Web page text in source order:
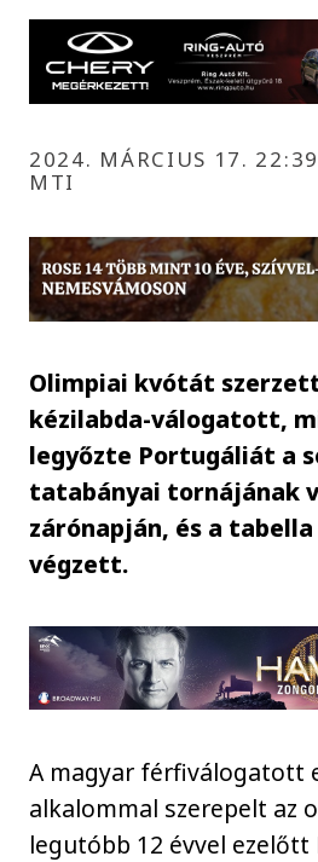
2024. MÁRCIUS 17. 22:39
MTI
Olimpiai kvótát
kézilabda-válogatott,
legyőzte Portugáliát a
tatabányai tornájának
zárónapján, és a
végzett.
A magyar férfiválogatott
alkalommal szerepelt az
legutóbb 12 évvel ezelőtt